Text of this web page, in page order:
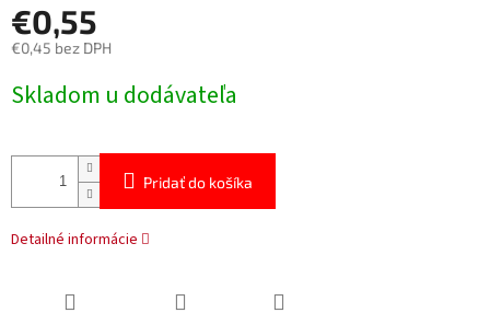
€0,55
€0,45 bez DPH
cena:
Skladom u dodávateľa
Pridať do košíka
Detailné informácie